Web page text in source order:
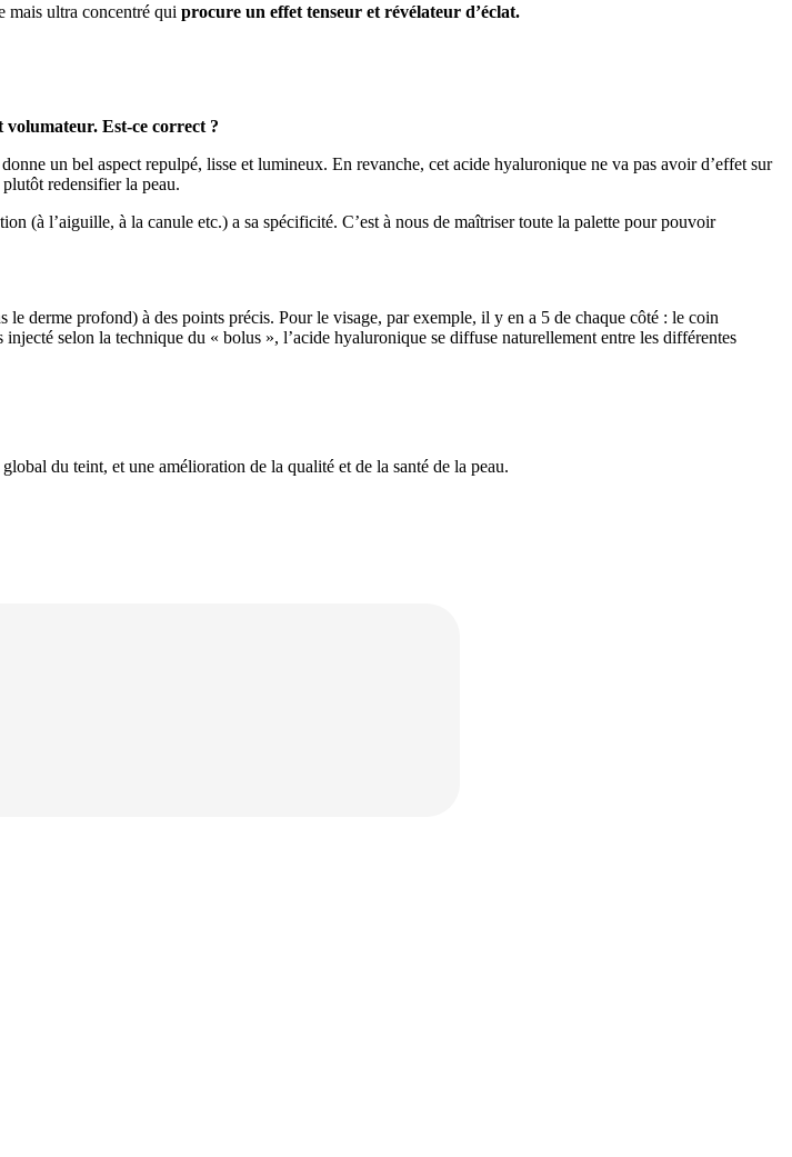
mais ultra concentré qui procure un effet tenseur et révélateur d’éclat.
volumateur. Est-ce correct ?
un bel aspect repulpé, lisse et lumineux. En revanche, cet acide hyaluronique ne va pas avoir d’effet sur
redensifier la peau.
(à l’aiguille, à la canule etc.) a sa spécificité. C’est à nous de maîtriser toute la palette pour pouvoir
derme profond) à des points précis. Pour le visage, par exemple, il y en a 5 de chaque côté : le coin
selon la technique du « bolus », l’acide hyaluronique se diffuse naturellement entre les différentes
du teint, et une amélioration de la qualité et de la santé de la peau.